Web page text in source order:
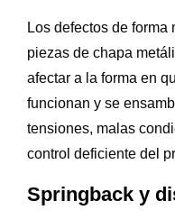
Los defectos de
piezas de chapa
afectar a la forma en
funcionan y se
tensiones, malas
control deficiente del
Springback y